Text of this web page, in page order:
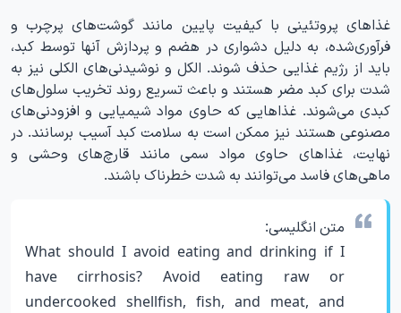
غذاهای پروتئینی با کیفیت پایین مانند گوشت‌های پرچرب و
فرآوری‌شده، به دلیل دشواری در هضم و پردازش آنها توسط کبد،
باید از رژیم غذایی حذف شوند. الکل و نوشیدنی‌های الکلی نیز به
شدت برای کبد مضر هستند و باعث تسریع روند تخریب سلول‌های
کبدی می‌شوند. غذاهایی که حاوی مواد شیمیایی و افزودنی‌های
مصنوعی هستند نیز ممکن است به سلامت کبد آسیب برسانند. در
نهایت، غذاهای حاوی مواد سمی مانند قارچ‌های وحشی و
ماهی‌های فاسد می‌توانند به شدت خطرناک باشند.
متن انگلیسی:
What should I avoid eating and drinking if I
have cirrhosis? Avoid eating raw or
undercooked shellfish, fish, and meat, and